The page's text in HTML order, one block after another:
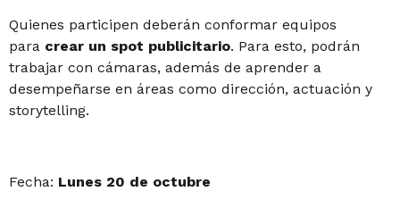
Quienes participen deberán conformar equipos
para crear un spot publicitario. Para esto, podrán
trabajar con cámaras, además de aprender a
desempeñarse en áreas como dirección, actuación y
storytelling.
Fecha: Lunes 20 de octubre